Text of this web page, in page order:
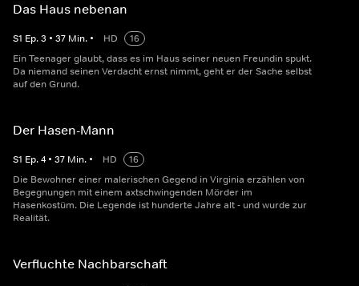
Das Haus nebenan
S1 Ep.3 • 37 Min. • HD
16
Ein Teenager glaubt, dass es im Haus seiner neuen Freundin spukt.
Da niemand seinen Verdacht ernst nimmt, geht er der Sache selbst
auf den Grund.
Der Hasen-Mann
S1 Ep.4 • 37 Min. • HD
16
Die Bewohner einer malerischen Gegend in Virginia erzählen von
Begegnungen mit einem axtschwingenden Mörder im
Hasenkostüm. Die Legende ist hunderte Jahre alt - und wurde zur
Realität.
Verfluchte Nachbarschaft